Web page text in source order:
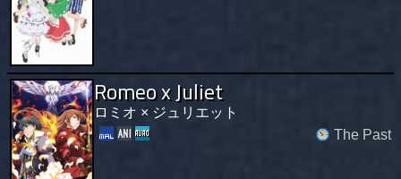
Romeo x Juliet
ロミオ × ジュリエット
The Past